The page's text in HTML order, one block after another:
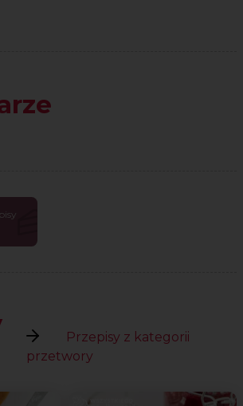
Przepisy z kategorii
przetwory